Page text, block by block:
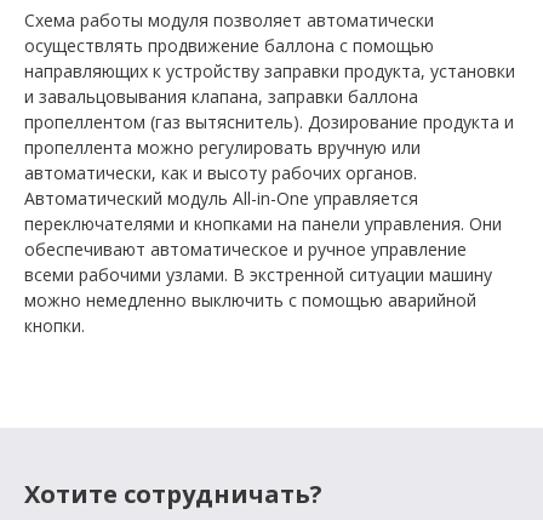
Схема работы модуля позволяет автоматически
осуществлять продвижение баллона с помощью
направляющих к устройству заправки продукта, установки
и завальцовывания клапана, заправки баллона
пропеллентом (газ вытяснитель). Дозирование продукта и
пропеллента можно регулировать вручную или
автоматически, как и высоту рабочих органов.
Автоматический модуль All-in-One управляется
переключателями и кнопками на панели управления. Они
обеспечивают автоматическое и ручное управление
всеми рабочими узлами. В экстренной ситуации машину
можно немедленно выключить с помощью аварийной
кнопки.
Хотите сотрудничать?